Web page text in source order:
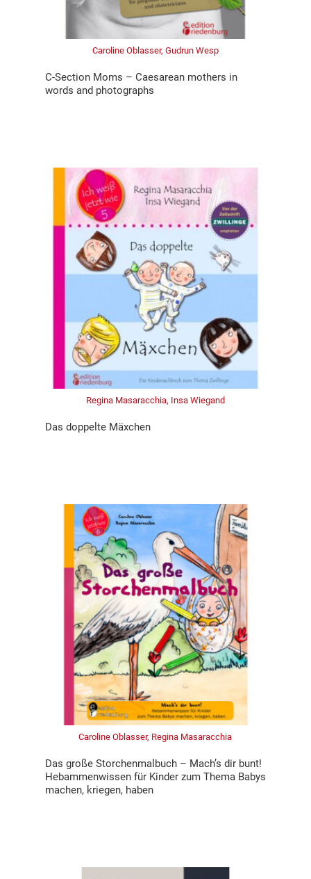
Caroline Oblasser, Gudrun Wesp
C-Section Moms – Caesarean mothers in
words and photographs
Regina Masaracchia, Insa Wiegand
Das doppelte Mäxchen
Caroline Oblasser, Regina Masaracchia
Das große Storchenmalbuch – Mach’s dir bunt!
Hebammenwissen für Kinder zum Thema Babys
machen, kriegen, haben